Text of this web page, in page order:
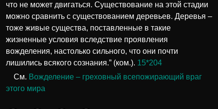
что не может двигаться. Существование на этой стадии
можно сравнить с существованием деревьев. Деревья –
тоже живые существа, поставленные в такие
жизненные условия вследствие проявления
вожделения, настолько сильного, что они почти
лишились всякого сознания.” (ком.). 15*204
См. Вожделение – греховный всепожирающий враг
этого мира